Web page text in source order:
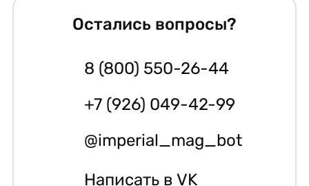
Остались вопросы?
8 (800) 550-26-44
+7 (926) 049-42-99
@imperial_mag_bot
Написать в VK